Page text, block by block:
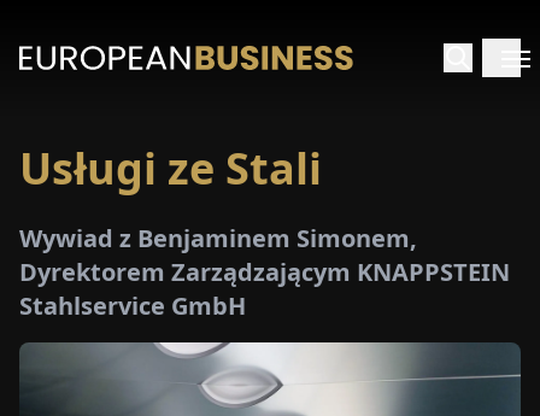
Usługi ze Stali
Wywiad z Benjaminem Simonem,
Dyrektorem Zarządzającym KNAPPSTEIN
Stahlservice GmbH